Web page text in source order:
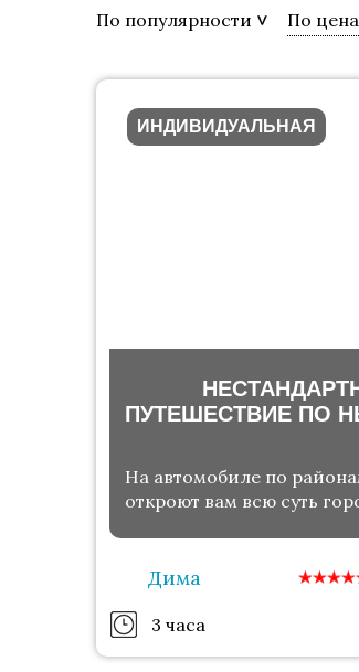
По популярности По
ИНДИВИДУАЛЬНАЯ
ПУТЕШЕСТВИЕ ПО
На автомобиле по
откроют вам всю суть
Дима
3 часа